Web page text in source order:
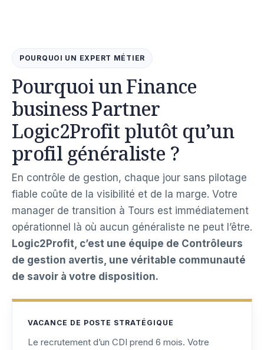
POURQUOI UN EXPERT MÉTIER
Pourquoi un Finance
business Partner
Logic2Profit plutôt qu’un
profil généraliste ?
En contrôle de gestion, chaque jour sans pilotage
fiable coûte de la visibilité et de la marge. Votre
manager de transition à Tours est immédiatement
opérationnel là où aucun généraliste ne peut l’être.
Logic2Profit, c’est une équipe de Contrôleurs
de gestion avertis, une véritable communauté
de savoir à votre disposition.
VACANCE DE POSTE STRATÉGIQUE
Le recrutement d’un CDI prend 6 mois. Votre